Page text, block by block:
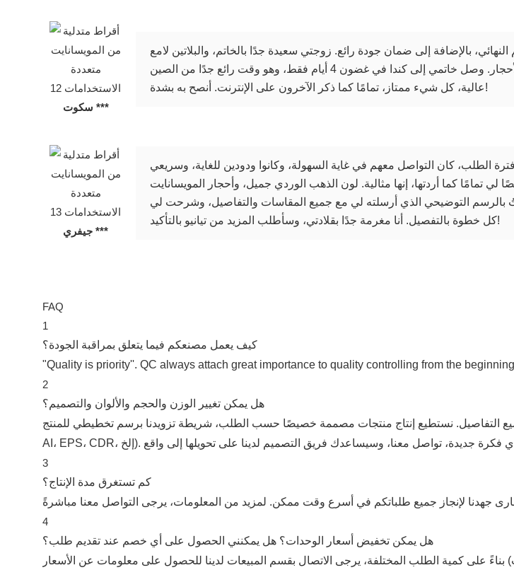
سكوت ***
بالإضافة إلى ضمان جودة رائع. زوجتي سعيدة جدًا بالخاتم، والبلاتين لامع
وجميل، وكذلك الأحجار. وصل خاتمي إلى كندا في غضون 4 أيام فقط، وهو وقت رائع جدًا من الصين (عبر DHL Express). كان التعامل معهم ممتعًا، سريع، وجودة
عالية، كل شيء ممتاز، تمامًا كما ذكر الآخرون على الإنترنت. أنصح به بشدة!
جيفري ***
الطلب، كان التواصل معهم في غاية السهولة، وكانوا ودودين للغاية، وسريعي
تمامًا كما أردتها، إنها مثالية. لون الذهب الوردي جميل، وأحجار المويسانايت
بالرسم التوضيحي الذي أرسلته لي مع جميع المقاسات والتفاصيل، وشرحت لي
كل خطوة بالتفصيل. أنا مغرمة جدًا بقلادتي، وسأطلب المزيد من تيانيو بالتأكيد!
FAQ
1
كيف يعمل مصنعكم فيما يتعلق بمراقبة الجودة؟
"Quality is priority''. QC always attach great importance to quality controlling from the
2
هل يمكن تغيير الوزن والحجم والألوان والتصميم؟
نستطيع إنتاج منتجات مصممة خصيصًا حسب الطلب، شريطة تزويدنا برسم تخطيطي للمنتج. (يمكن قبول الملفات بصيغة
3
كم تستغرق مدة الإنتاج؟
4
هل يمكن تخفيض أسعار الوحدات؟ هل يمكنني الحصول على أي خصم عند تقديم طلب؟